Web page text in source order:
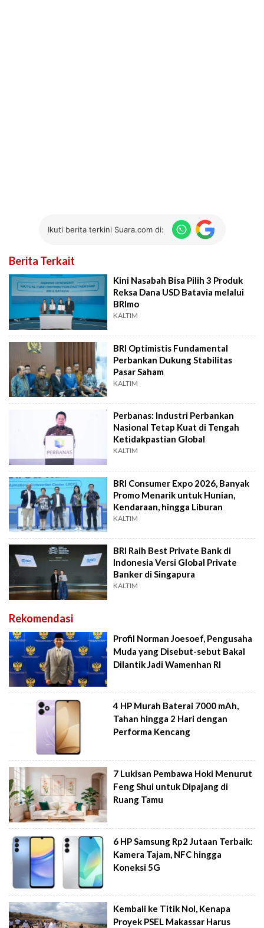
Ikuti berita terkini Suara.com di:
Berita Terkait
Kini Nasabah Bisa Pilih 3 Produk
Reksa Dana USD Batavia melalui
BRImo
KALTIM
BRI Optimistis Fundamental
Perbankan Dukung Stabilitas
Pasar Saham
KALTIM
Perbanas: Industri Perbankan
Nasional Tetap Kuat di Tengah
Ketidakpastian Global
KALTIM
BRI Consumer Expo 2026, Banyak
Promo Menarik untuk Hunian,
Kendaraan, hingga Liburan
KALTIM
BRI Raih Best Private Bank di
Indonesia Versi Global Private
Banker di Singapura
KALTIM
Rekomendasi
Profil Norman Joesoef, Pengusaha
Muda yang Disebut-sebut Bakal
Dilantik Jadi Wamenhan RI
4 HP Murah Baterai 7000 mAh,
Tahan hingga 2 Hari dengan
Performa Kencang
7 Lukisan Pembawa Hoki Menurut
Feng Shui untuk Dipajang di
Ruang Tamu
6 HP Samsung Rp2 Jutaan Terbaik:
Kamera Tajam, NFC hingga
Koneksi 5G
Kembali ke Titik Nol, Kenapa
Proyek PSEL Makassar Harus